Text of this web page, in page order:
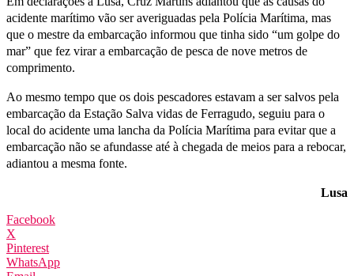
acidente marítimo vão ser averiguadas pela Polícia Marítima, mas
que o mestre da embarcação informou que tinha sido “um golpe do
mar” que fez virar a embarcação de pesca de nove metros de
comprimento.
Ao mesmo tempo que os dois pescadores estavam a ser salvos pela
embarcação da Estação Salva vidas de Ferragudo, seguiu para o
local do acidente uma lancha da Polícia Marítima para evitar que a
embarcação não se afundasse até à chegada de meios para a rebocar,
adiantou a mesma fonte.
Lusa
Facebook
X
Pinterest
WhatsApp